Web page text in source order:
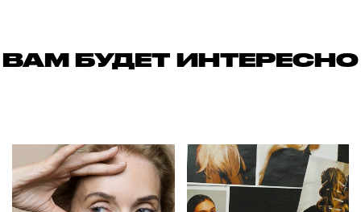
ВАМ БУДЕТ ИНТЕРЕСНО